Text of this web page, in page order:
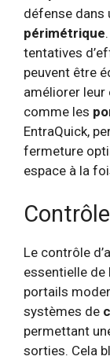
défense dans
périmétrique
tentatives
peuvent être
améliorer
comme les
EntraQuick,
fermeture
espace à la
Le contrôle
essentielle de
portails
systèmes de
permettant
sorties. Cela